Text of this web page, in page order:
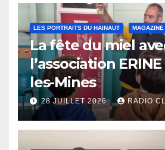
LES PORTRAITS DU HAINAUT MAGAZINE
La fête du miel
l’association
les-Mines
28 JUILLET 2026 RADIO